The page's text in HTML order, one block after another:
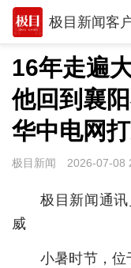
极目新闻客
推荐
体育
观点
时政
武汉
世相
16年走遍
他回到襄
华中电网
极目新闻 2026-07-08
极目新闻通
威
小暑时节，位